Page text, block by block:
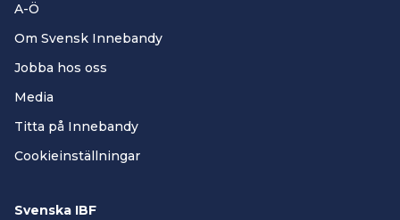
A-Ö
Om Svensk Innebandy
Jobba hos oss
Media
Titta på Innebandy
Cookieinställningar
Svenska IBF